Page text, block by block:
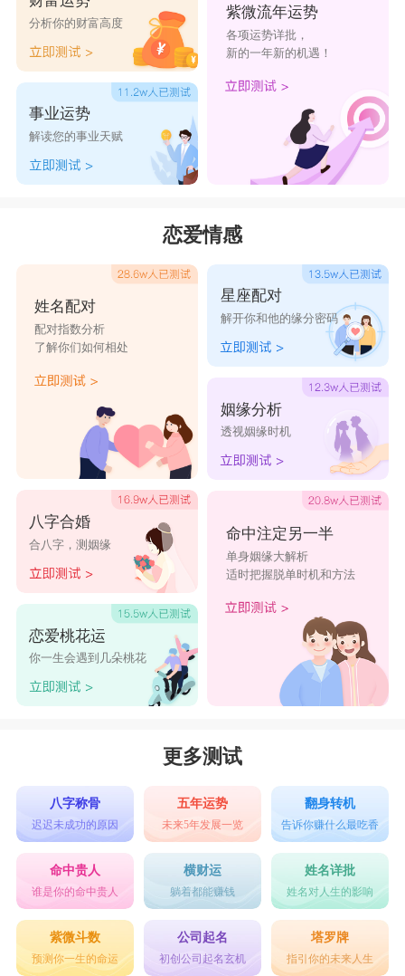
一品最花 漫香亭 新花怒放 花道花店
雅玥花香
花店
闫芳花店 缘梦鲜花
荣川花店 航银花店 馨缘花店 昕昕花店 浪漫花语
花店
分析你的财富高度
事业运势
解读您的事业天赋
紫微流年运势
各项运势详批，
新的一年新的机遇！
恋爱情感
姓名配对
配对指数分析
了解你们如何相处
八字合婚
合八字，测姻缘
恋爱桃花运
你一生会遇到几朵桃花
星座配对
解开你和他的缘分密码
姻缘分析
透视姻缘时机
命中注定另一半
单身姻缘大解析
适时把握脱单时机和方法
更多测试
八字称骨
迟迟未成功的原因
五年运势
未来5年发展一览
翻身转机
告诉你赚什么最吃香
命中贵人
谁是你的命中贵人
横财运
躺着都能赚钱
姓名详批
姓名对人生的影响
紫微斗数
预测你一生的命运
公司起名
初创公司起名玄机
塔罗牌
指引你的未来人生